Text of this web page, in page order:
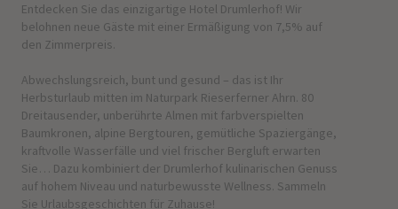
Entdecken Sie das einzigartige Hotel Drumlerhof! Wir
belohnen neue Gäste mit einer Ermäßigung von 7,5% auf
den Zimmerpreis.
Abwechslungsreich, bunt und gesund – das ist Ihr
Herbsturlaub mitten im Naturpark Rieserferner Ahrn. 80
Dreitausender, unberührte Almen mit farbverspielten
Baumkronen, alpine Bergtouren, gemütliche Spaziergänge,
kraftvolle Wasserfälle und viel frischer Bergluft erwarten
Sie… Dazu kombiniert der Drumlerhof kulinarischen Genuss
auf hohem Niveau und naturbewusste Wellness. Sammeln
Sie Urlaubsgeschichten für Zuhause!